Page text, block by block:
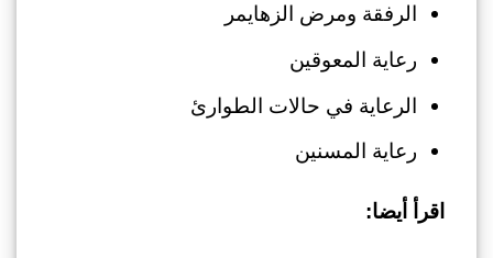
الرفقة ومرض الزهايمر
رعاية المعوقين
الرعاية في حالات الطوارئ
رعاية المسنين
اقرأ أيضا: